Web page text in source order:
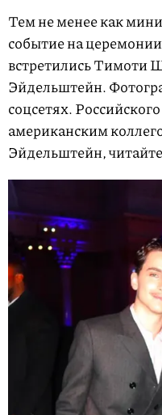
Тем не менее как
событие на
встретились Тимоти
Эйдельштейн.
соцсетях.
американским
Эйдельштейн, читайте